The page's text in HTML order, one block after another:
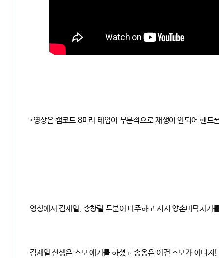
*영상은 캠코드 8미리 테입이 부분적으로 재생이 안되어 핸드
영상에서 김재일, 송창렬 두분이 마주하고 서서 양손바닥치기
김재일 선생은 스모 얘기를 하셨고 송옹은 이건 스모가 아니지